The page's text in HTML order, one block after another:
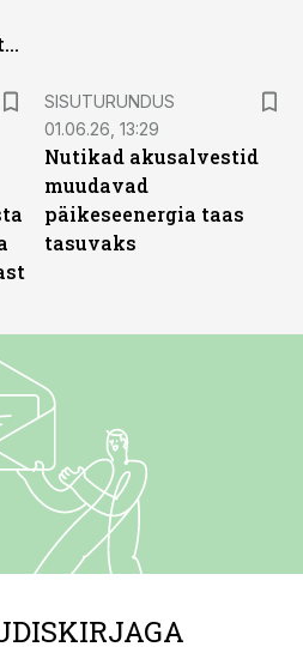
põllumajandusettevõtted
SISUTURUNDUS
01.06.26, 13:29
Nutikad akusalvestid
muudavad
päikeseenergia taas
tasuvaks